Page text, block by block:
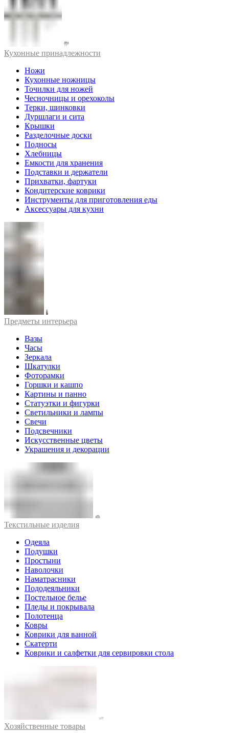
Кухонные принадлежности
Ножи
Кухонные ножницы
Точилки для ножей
Чесночницы и орехоколы
Терки, шинковки
Дуршлаги и сита
Крышки
Разделочные доски
Подносы
Хлебницы
Емкости для хранения
Подставки и держатели
Прихватки, фартуки
Кондитерские коврики
Инструменты для приготовления еды
Аксессуары для кухни
Предметы интерьера
Вазы
Часы
Зеркала
Шкатулки
Фоторамки
Горшки и кашпо
Картины и панно
Статуэтки и фигурки
Светильники и лампы
Свечи
Подсвечники
Искусственные цветы
Украшения и декорации
Текстильные изделия
Одеяла
Подушки
Простыни
Наволочки
Наматрасники
Пододеяльники
Постельное белье
Пледы и покрывала
Полотенца
Ковры
Коврики для ванной
Скатерти
Коврики и салфетки для сервировки стола
Хозяйственные товары